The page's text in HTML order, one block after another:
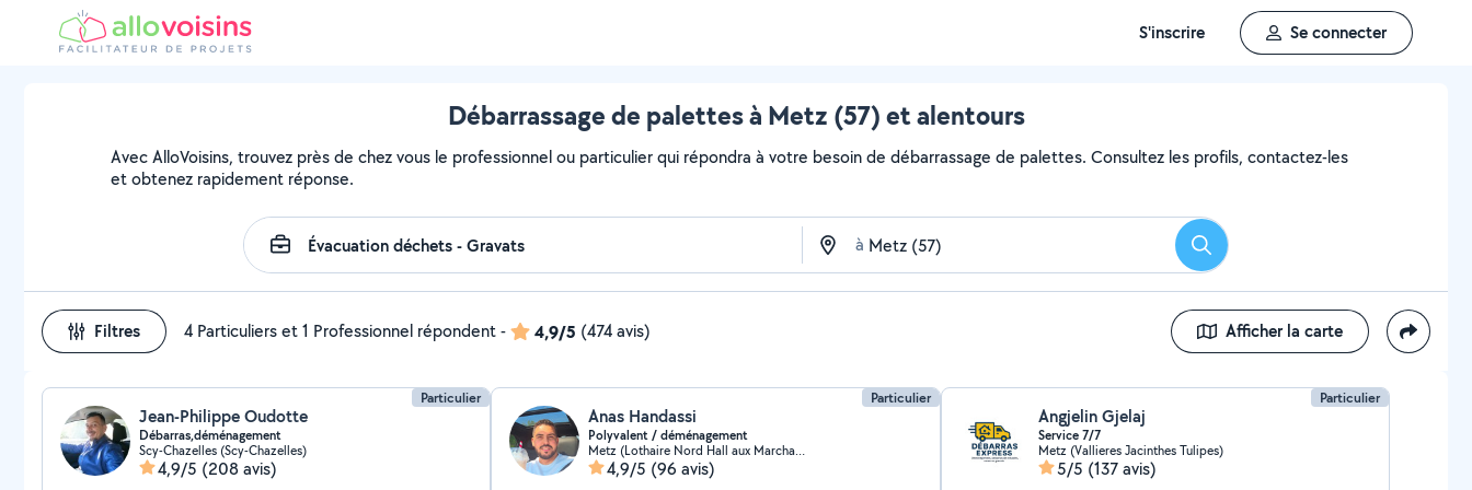
S'inscrire Se connecter
Débarrassage de palettes à Metz (57) et alentours
Avec AlloVoisins, trouvez près de chez vous le professionnel ou particulier qui répondra à votre besoin de débarrassage de palettes. Consultez les profils, contactez-les
et obtenez rapidement réponse.
à Rechercher
Filtres 4 Particuliers et 1 Professionnel répondent- 4,9/5 (474 avis) Afficher la carte
Particulier
Jean-Philippe Oudotte
Débarras,déménagement
Scy-Chazelles (Scy-Chazelles)
4,9/5 (208 avis)
Particulier
Anas Handassi
Polyvalent / déménagement
Metz (Lothaire Nord Hall aux Marchandises)
4,9/5 (96 avis)
Particulier
Angjelin Gjelaj
Service 7/7
Metz (Vallieres Jacinthes Tulipes)
5/5 (137 avis)